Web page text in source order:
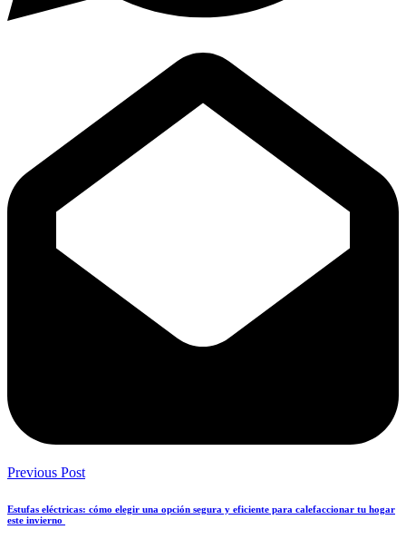
Previous Post
Estufas eléctricas: cómo elegir una opción segura y eficiente para calefaccionar tu hogar
este invierno